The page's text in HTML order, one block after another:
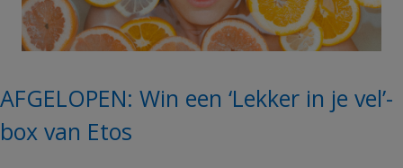
AFGELOPEN: Win een ‘Lekker in je vel’-
box van Etos